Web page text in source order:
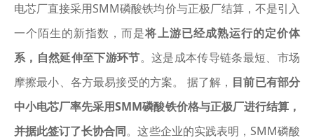
电芯厂直接采用SMM磷酸铁均价与正极厂结算，不是引入
一个陌生的新指数，而是将上游已经成熟运行的定价体
系，自然延伸至下游环节。这是成本传导链条最短、市场
摩擦最小、各方最易接受的方案。 据了解， 目前已有部分
中小电芯厂率先采用SMM磷酸铁价格与正极厂进行结算，
并据此签订了长协合同。这些企业的实践表明，SMM磷酸